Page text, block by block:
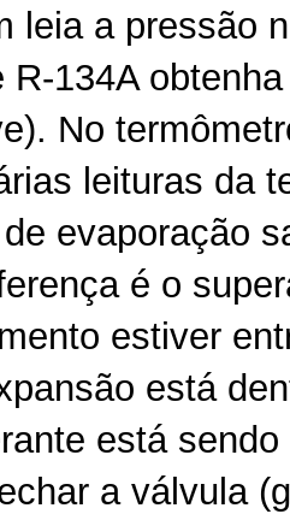
leia a pressão
R-134A
No
leituras da
evaporação
é o
estiver
está
está
a válvula